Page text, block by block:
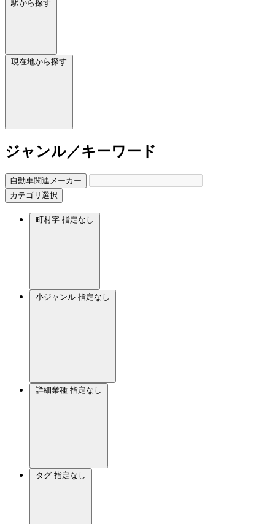
駅から探す
現在地から探す
ジャンル／キーワード
自動車関連メーカー
カテゴリ選択
町村字 指定なし
小ジャンル 指定なし
詳細業種 指定なし
タグ 指定なし